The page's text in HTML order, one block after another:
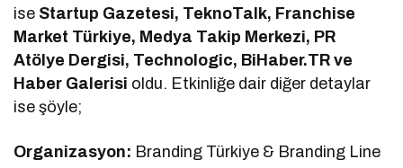
ise Startup Gazetesi, TeknoTalk, Franchise
Market Türkiye, Medya Takip Merkezi, PR
Atölye Dergisi, Technologic, BiHaber.TR ve
Haber Galerisi oldu. Etkinliğe dair diğer detaylar
ise şöyle;
Organizasyon: Branding Türkiye & Branding Line